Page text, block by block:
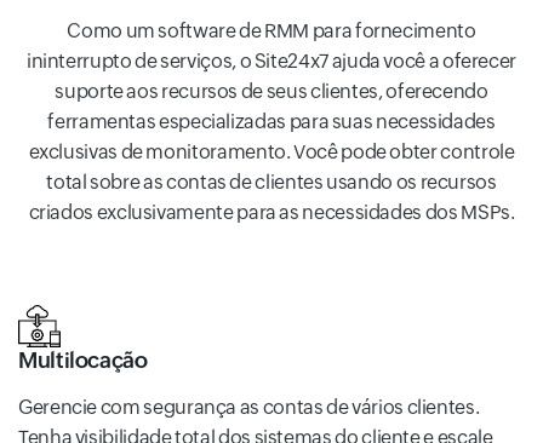
Como um software de RMM para fornecimento
ininterrupto de serviços, o Site24x7 ajuda você a oferecer
suporte aos recursos de seus clientes, oferecendo
ferramentas especializadas para suas necessidades
exclusivas de monitoramento. Você pode obter controle
total sobre as contas de clientes usando os recursos
criados exclusivamente para as necessidades dos MSPs.
Multilocação
Gerencie com segurança as contas de vários clientes.
Tenha visibilidade total dos sistemas do cliente e escale